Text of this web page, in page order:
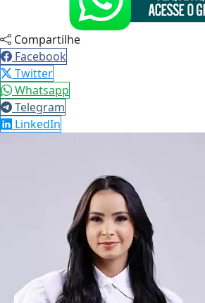
Compartilhe
Facebook
Twitter
Whatsapp
Telegram
LinkedIn